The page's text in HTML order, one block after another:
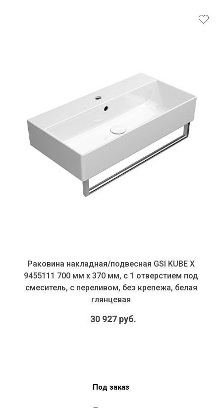
Раковина накладная/подвесная GSI KUBE X
9455111 700 мм х 370 мм, с 1 отверстием под
смеситель, с переливом, без крепежа, белая
глянцевая
30 927 руб.
Под заказ